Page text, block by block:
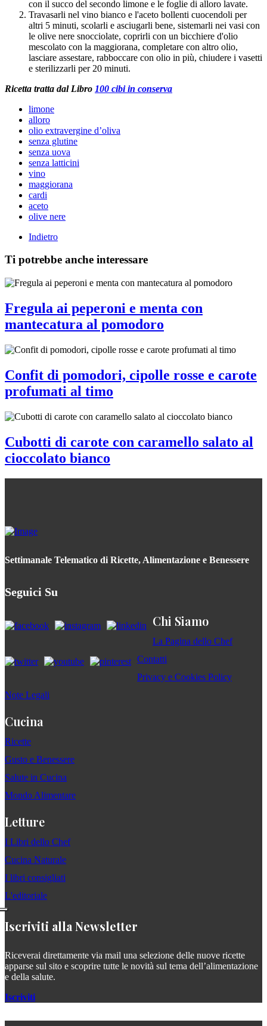
con il succo del secondo limone e le foglie di alloro lavate.
Travasarli nel vino bianco e l'aceto bollenti cuocendoli per
altri 5 minuti, scolarli e asciugarli bene, sistemarli nei vasi con
le olive nere snocciolate, coprirli con un bicchiere d'olio
mescolato con la maggiorana, completare con altro olio,
lasciare assestare, rabboccare con olio in più, chiudere i vasetti
e sterilizzarli per 20 minuti.
Ricetta tratta dal Libro 100 cibi in conserva
limone
alloro
olio extravergine d’oliva
senza glutine
senza uova
senza latticini
vino
maggiorana
cardi
aceto
olive nere
Indietro
Ti potrebbe anche interessare
Fregula ai peperoni e menta con
mantecatura al pomodoro
Confit di pomodori, cipolle rosse e carote
profumati al timo
Cubotti di carote con caramello salato al
cioccolato bianco
Settimanale Telematico di Ricette, Alimentazione e Benessere
Seguici Su
Chi Siamo
La Pagina dello Chef
Contatti
Privacy e Cookies Policy
Note Legali
Cucina
Ricette
Gusto e Benessere
Salute in Cucina
Mondo Alimentare
Letture
I Libri dello Chef
Cucina Naturale
I libri consigliati
L'editoriale
Iscriviti alla Newsletter
Riceverai direttamente via mail una selezione delle nuove ricette
apparse sul sito e scoprire tutte le novità sul tema dell’alimentazione
e della salute.
Iscriviti